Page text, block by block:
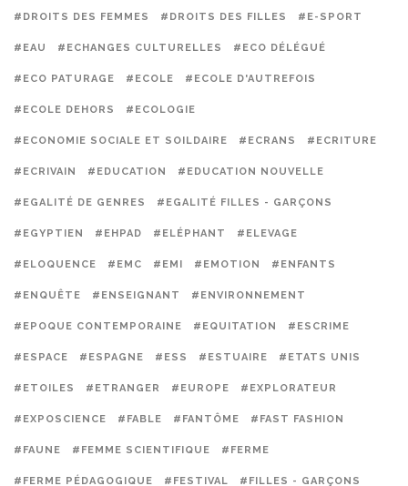
#DROITS DES FEMMES #DROITS DES FILLES #E-SPORT
#EAU #ECHANGES CULTURELLES #ECO DÉLÉGUÉ
#ECO PATURAGE #ECOLE #ECOLE D'AUTREFOIS
#ECOLE DEHORS #ECOLOGIE
#ECONOMIE SOCIALE ET SOILDAIRE #ECRANS #ECRITURE
#ECRIVAIN #EDUCATION #EDUCATION NOUVELLE
#EGALITÉ DE GENRES #EGALITÉ FILLES - GARÇONS
#EGYPTIEN #EHPAD #ELÉPHANT #ELEVAGE
#ELOQUENCE #EMC #EMI #EMOTION #ENFANTS
#ENQUÊTE #ENSEIGNANT #ENVIRONNEMENT
#EPOQUE CONTEMPORAINE #EQUITATION #ESCRIME
#ESPACE #ESPAGNE #ESS #ESTUAIRE #ETATS UNIS
#ETOILES #ETRANGER #EUROPE #EXPLORATEUR
#EXPOSCIENCE #FABLE #FANTÔME #FAST FASHION
#FAUNE #FEMME SCIENTIFIQUE #FERME
#FERME PÉDAGOGIQUE #FESTIVAL #FILLES - GARÇONS